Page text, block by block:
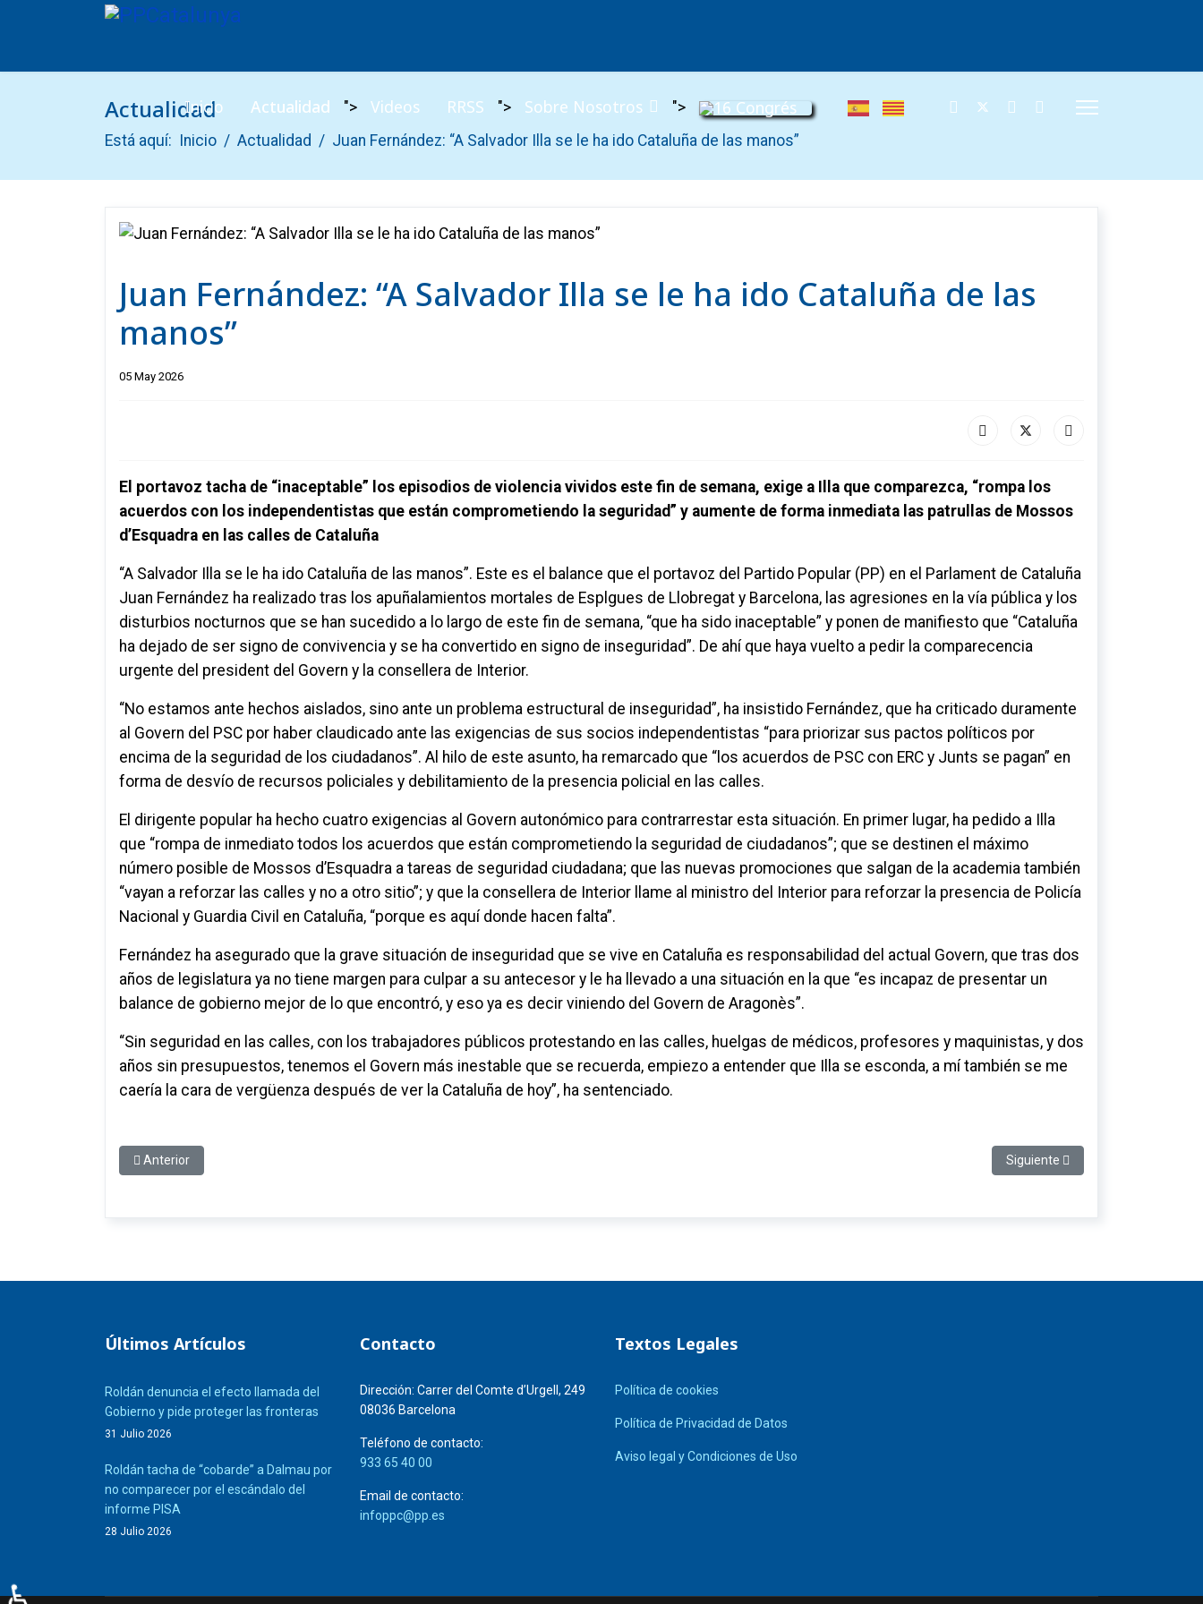
Inicio Actualidad "> Videos RRSS "> Sobre Nosotros ">
Actualidad
Está aquí: Inicio Actualidad Juan Fernández: “A Salvador Illa se le ha ido Cataluña de las manos”
Juan Fernández: “A Salvador Illa se le ha ido Cataluña de las
manos”
05 May 2026
El portavoz tacha de “inaceptable” los episodios de violencia vividos este fin de semana, exige a Illa que comparezca, “rompa los
acuerdos con los independentistas que están comprometiendo la seguridad” y aumente de forma inmediata las patrullas de Mossos
d’Esquadra en las calles de Cataluña
“A Salvador Illa se le ha ido Cataluña de las manos”. Este es el balance que el portavoz del Partido Popular (PP) en el Parlament de Cataluña
Juan Fernández ha realizado tras los apuñalamientos mortales de Esplgues de Llobregat y Barcelona, las agresiones en la vía pública y los
disturbios nocturnos que se han sucedido a lo largo de este fin de semana, “que ha sido inaceptable” y ponen de manifiesto que “Cataluña
ha dejado de ser signo de convivencia y se ha convertido en signo de inseguridad”. De ahí que haya vuelto a pedir la comparecencia
urgente del president del Govern y la consellera de Interior.
“No estamos ante hechos aislados, sino ante un problema estructural de inseguridad”, ha insistido Fernández, que ha criticado duramente
al Govern del PSC por haber claudicado ante las exigencias de sus socios independentistas “para priorizar sus pactos políticos por
encima de la seguridad de los ciudadanos”. Al hilo de este asunto, ha remarcado que “los acuerdos de PSC con ERC y Junts se pagan” en
forma de desvío de recursos policiales y debilitamiento de la presencia policial en las calles.
El dirigente popular ha hecho cuatro exigencias al Govern autonómico para contrarrestar esta situación. En primer lugar, ha pedido a Illa
que “rompa de inmediato todos los acuerdos que están comprometiendo la seguridad de ciudadanos”; que se destinen el máximo
número posible de Mossos d’Esquadra a tareas de seguridad ciudadana; que las nuevas promociones que salgan de la academia también
“vayan a reforzar las calles y no a otro sitio”; y que la consellera de Interior llame al ministro del Interior para reforzar la presencia de Policía
Nacional y Guardia Civil en Cataluña, “porque es aquí donde hacen falta”.
Fernández ha asegurado que la grave situación de inseguridad que se vive en Cataluña es responsabilidad del actual Govern, que tras dos
años de legislatura ya no tiene margen para culpar a su antecesor y le ha llevado a una situación en la que “es incapaz de presentar un
balance de gobierno mejor de lo que encontró, y eso ya es decir viniendo del Govern de Aragonès”.
“Sin seguridad en las calles, con los trabajadores públicos protestando en las calles, huelgas de médicos, profesores y maquinistas, y dos
años sin presupuestos, tenemos el Govern más inestable que se recuerda, empiezo a entender que Illa se esconda, a mí también se me
caería la cara de vergüenza después de ver la Cataluña de hoy”, ha sentenciado.
Artículo anterior: Santi Rodríguez: “Los presupuestos que quieren aprobar siguen sin abordar los problemas reales de los catalanes”
Anterior Artículo siguiente: Santi
Siguiente
Últimos Artículos
Roldán denuncia el efecto llamada del
Gobierno y pide proteger las fronteras
31 Julio 2026
Roldán tacha de “cobarde” a Dalmau por
no comparecer por el escándalo del
informe PISA
28 Julio 2026
Contacto
Dirección: Carrer del Comte d’Urgell, 249
08036 Barcelona
Teléfono de contacto:
933 65 40 00
Email de contacto:
infoppc@pp.es
Textos Legales
Política de cookies
Política de Privacidad de Datos
Aviso legal y Condiciones de Uso